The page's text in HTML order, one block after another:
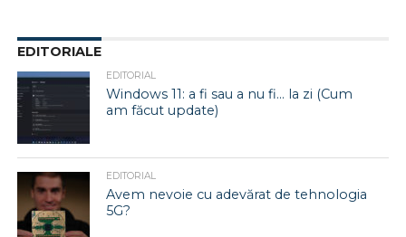
EDITORIALE
EDITORIAL
Windows 11: a fi sau a nu fi… la zi (Cum
am făcut update)
EDITORIAL
Avem nevoie cu adevărat de tehnologia
5G?